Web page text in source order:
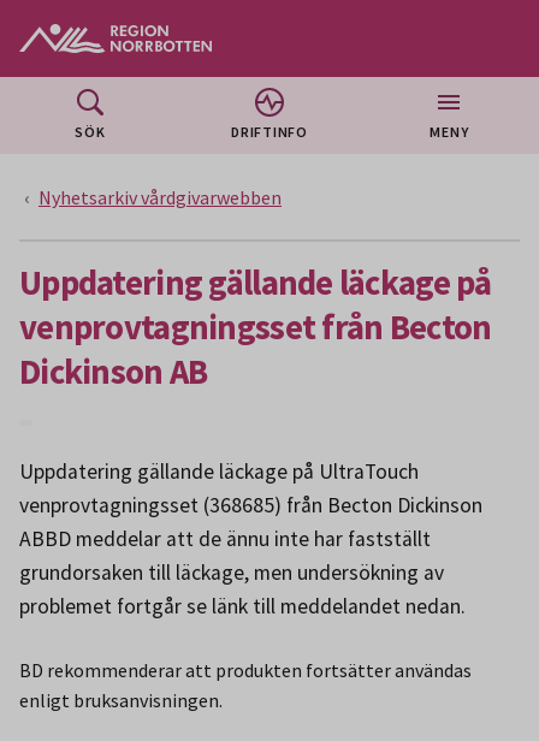
SÖK DRIFTINFO MENY
Nyhetsarkiv vårdgivarwebben
Uppdatering gällande läckage på
venprovtagningsset från Becton
Dickinson AB
Uppdatering gällande läckage på UltraTouch
venprovtagningsset (368685) från Becton Dickinson
ABBD meddelar att de ännu inte har fastställt
grundorsaken till läckage, men undersökning av
problemet fortgår se länk till meddelandet nedan.
BD rekommenderar att produkten fortsätter användas
enligt bruksanvisningen.